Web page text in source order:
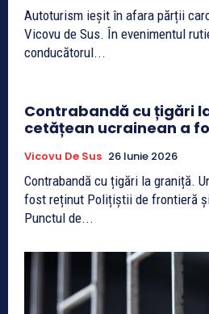
Autoturism ieșit în afara părții
Vicovu de Sus. În evenimentul rutier a fost implicat doar
conducătorul...
Contrabandă cu țigări
cetățean ucrainean a
Vicovu De Sus 26 Iunie 2026
Contrabandă cu țigări la graniță.
fost reținut Polițiștii de frontieră și inspectorii vamali din
Punctul de...